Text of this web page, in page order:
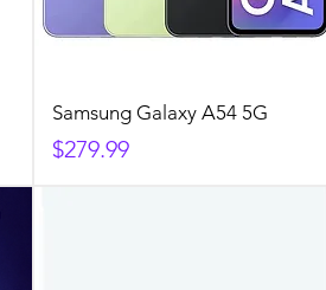
Samsung Galaxy A54 5G
Precio
$279.99